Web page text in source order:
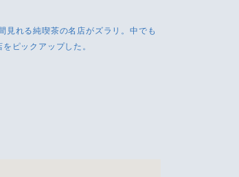
見れる純喫茶の名店がズラリ。中でも
ピックアップした。